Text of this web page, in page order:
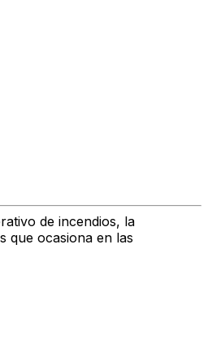
de incendios, la
que ocasiona en las